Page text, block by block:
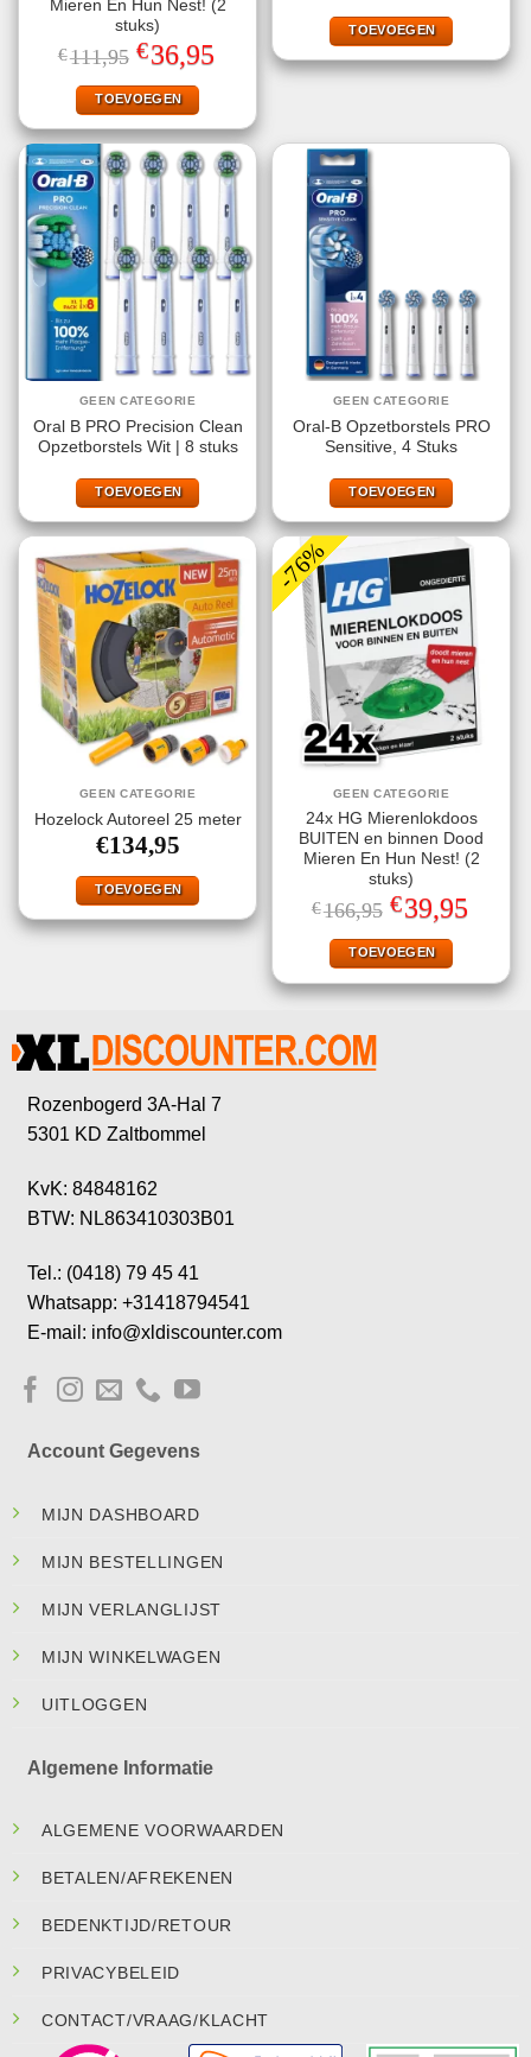
Mieren En Hun Nest! (2
stuks)
€111,95 Oorspronkelijke
prijs
was:
€111,95.
€36,95 Huidige
TOEVOEGEN
TOEVOEGEN
GEEN CATEGORIE
Oral B PRO Precision Clean
Opzetborstels Wit | 8 stuks
TOEVOEGEN
GEEN CATEGORIE
Oral-B Opzetborstels PRO
Sensitive, 4 Stuks
TOEVOEGEN
GEEN CATEGORIE
Hozelock Autoreel 25 meter
€134,95
TOEVOEGEN
-76%
GEEN CATEGORIE
24x HG Mierenlokdoos
BUITEN en binnen Dood
Mieren En Hun Nest! (2
stuks)
€166,95 Oorspronkelijke
prijs
was:
€166,95.
€39,95
TOEVOEGEN
Rozenbogerd 3A-Hal 7
5301 KD Zaltbommel
KvK: 84848162
BTW: NL863410303B01
Tel.: (0418) 79 45 41
Whatsapp: +31418794541
E-mail: info@xldiscounter.com
Account Gegevens
MIJN DASHBOARD
MIJN BESTELLINGEN
MIJN VERLANGLIJST
MIJN WINKELWAGEN
UITLOGGEN
Algemene Informatie
ALGEMENE VOORWAARDEN
BETALEN/AFREKENEN
BEDENKTIJD/RETOUR
PRIVACYBELEID
CONTACT/VRAAG/KLACHT